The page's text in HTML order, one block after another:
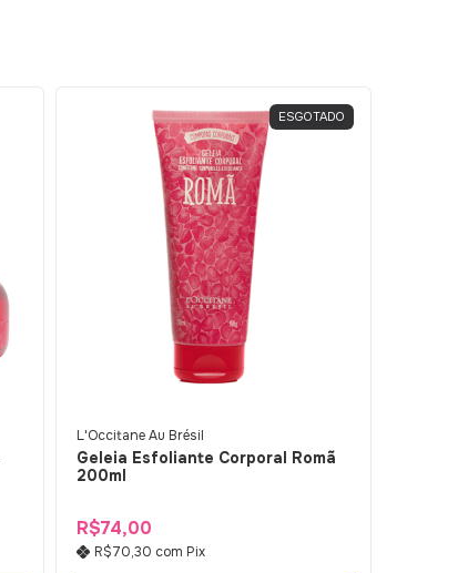
ESGOTADO
L'Occitane Au Brésil
Geleia Esfoliante Corporal Romã
200ml
R$74,00
R$70,30 com Pix